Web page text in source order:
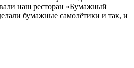
наш ресторан «Бумажный
бумажные самолётики и так, и